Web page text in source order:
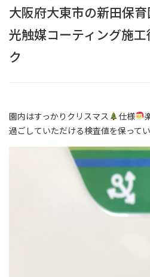
大阪府大東市の新田保
光触媒コーティング施
ク
園内はすっかりクリスマス 仕様
過ごしていただける検査値を保ってい